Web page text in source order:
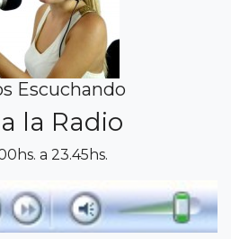
Escuchando
la Radio
a 23.45hs.